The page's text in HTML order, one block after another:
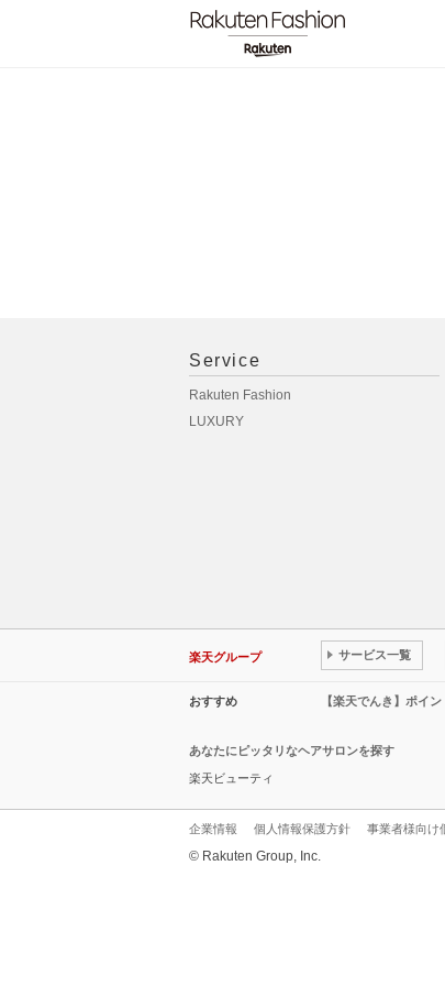
Service
Rakuten Fashion
LUXURY
楽天グループ サービス一覧
おすすめ 【楽天でんき】ポイ
あなたにピッタリなヘアサロンを探す
楽天ビューティ
企業情報 個人情報保護方針 事業者様向け
© Rakuten Group, Inc.